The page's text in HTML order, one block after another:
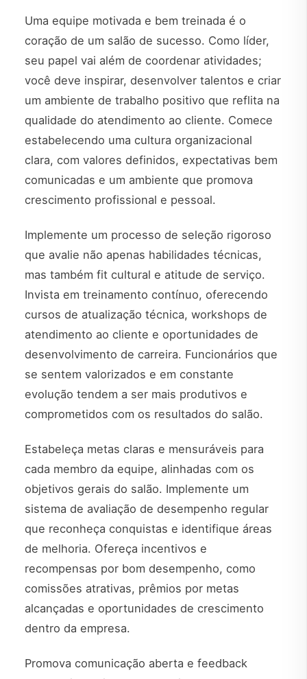
Uma equipe motivada e bem treinada é o
coração de um salão de sucesso. Como líder,
seu papel vai além de coordenar atividades;
você deve inspirar, desenvolver talentos e criar
um ambiente de trabalho positivo que reflita na
qualidade do atendimento ao cliente. Comece
estabelecendo uma cultura organizacional
clara, com valores definidos, expectativas bem
comunicadas e um ambiente que promova
crescimento profissional e pessoal.
Implemente um processo de seleção rigoroso
que avalie não apenas habilidades técnicas,
mas também fit cultural e atitude de serviço.
Invista em treinamento contínuo, oferecendo
cursos de atualização técnica, workshops de
atendimento ao cliente e oportunidades de
desenvolvimento de carreira. Funcionários que
se sentem valorizados e em constante
evolução tendem a ser mais produtivos e
comprometidos com os resultados do salão.
Estabeleça metas claras e mensuráveis para
cada membro da equipe, alinhadas com os
objetivos gerais do salão. Implemente um
sistema de avaliação de desempenho regular
que reconheça conquistas e identifique áreas
de melhoria. Ofereça incentivos e
recompensas por bom desempenho, como
comissões atrativas, prêmios por metas
alcançadas e oportunidades de crescimento
dentro da empresa.
Promova comunicação aberta e feedback